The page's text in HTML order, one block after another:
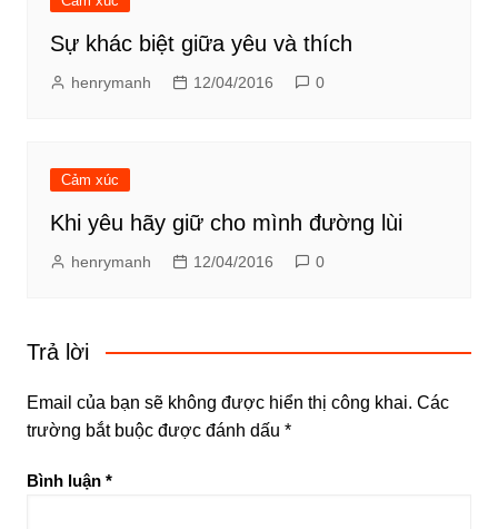
Sự khác biệt giữa yêu và thích
henrymanh 12/04/2016 0
Cảm xúc
Khi yêu hãy giữ cho mình đường lùi
henrymanh 12/04/2016 0
Trả lời
Email của bạn sẽ không được hiển thị công khai. Các
trường bắt buộc được đánh dấu *
Bình luận *